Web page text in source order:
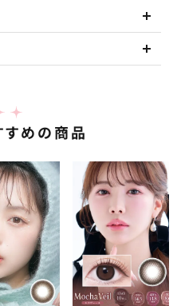
すめの商品